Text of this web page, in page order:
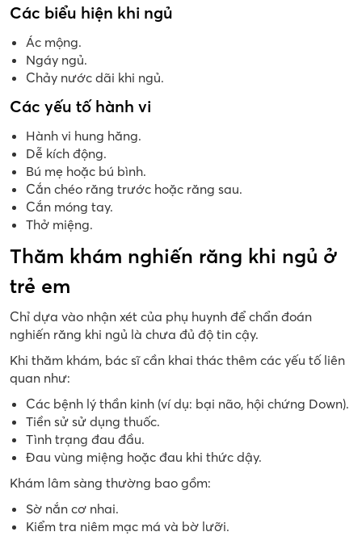
Các biểu hiện khi ngủ
Ác mộng.
Ngáy ngủ.
Chảy nước dãi khi ngủ.
Các yếu tố hành vi
Hành vi hung hăng.
Dễ kích động.
Bú mẹ hoặc bú bình.
Cắn chéo răng trước hoặc răng sau.
Cắn móng tay.
Thở miệng.
Thăm khám nghiến răng khi ngủ ở
trẻ em
Chỉ dựa vào nhận xét của phụ huynh để chẩn đoán
nghiến răng khi ngủ là chưa đủ độ tin cậy.
Khi thăm khám, bác sĩ cần khai thác thêm các yếu tố liên
quan như:
Các bệnh lý thần kinh (ví dụ: bại não, hội chứng Down).
Tiền sử sử dụng thuốc.
Tình trạng đau đầu.
Đau vùng miệng hoặc đau khi thức dậy.
Khám lâm sàng thường bao gồm:
Sờ nắn cơ nhai.
Kiểm tra niêm mạc má và bờ lưỡi.